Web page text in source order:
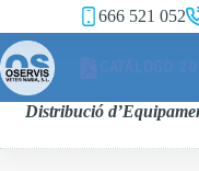
666 521 052
CATÁLOGO
Distribució